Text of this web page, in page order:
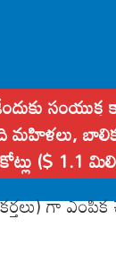
మహిళలు,
($ 1.1
గా